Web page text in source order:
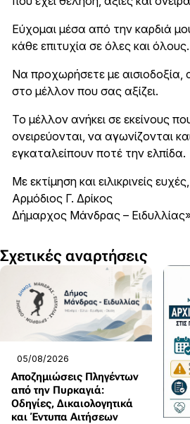
Εύχομαι μέσα από την καρδιά
κάθε επιτυχία σε όλες και όλους.
Να προχωρήσετε με αισιοδοξία,
στο μέλλον που σας αξίζει.
Το μέλλον ανήκει σε εκείνους
ονειρεύονται, να αγωνίζονται
εγκαταλείπουν ποτέ την ελπίδα.
Με εκτίμηση και ειλικρινείς ευχές,
Αρμόδιος Γ. Δρίκος
Δήμαρχος Μάνδρας –
Σχετικές αναρτήσεις
05/08/2026
Αποζημιώσεις Πληγέντων
από την Πυρκαγιά:
Οδηγίες, Δικαιολογητικά
και Έντυπα Αιτήσεων